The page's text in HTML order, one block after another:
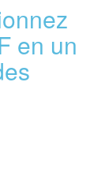
en un